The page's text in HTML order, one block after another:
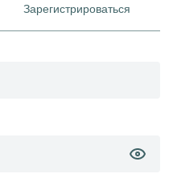
Зарегистрироваться